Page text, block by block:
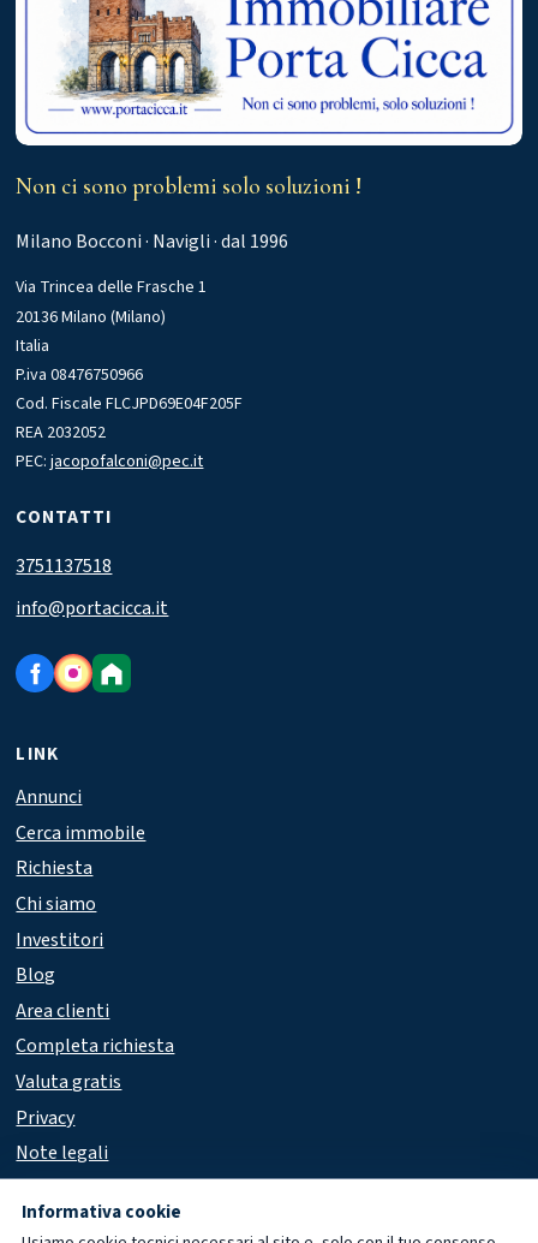
Non ci sono problemi solo soluzioni !
Milano Bocconi · Navigli · dal 1996
Via Trincea delle Frasche 1
20136 Milano (Milano)
Italia
P.iva 08476750966
Cod. Fiscale FLCJPD69E04F205F
REA 2032052
PEC:jacopofalconi@pec.it
CONTATTI
3751137518
info@portacicca.it
LINK
Annunci
Cerca immobile
Richiesta
Chi siamo
Investitori
Blog
Area clienti
Completa richiesta
Valuta gratis
Privacy
Note legali
Informativa cookie